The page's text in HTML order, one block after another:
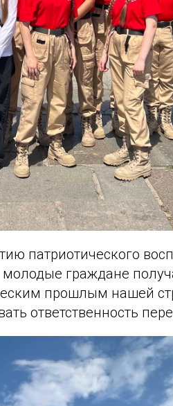
патриотического
граждане
прошлым нашей
ответственность